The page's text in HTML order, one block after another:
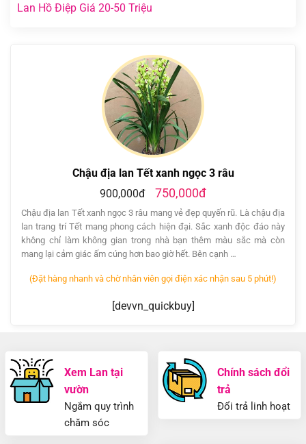
Lan Hồ Điệp Giá 20-50 Triệu
Chậu địa lan Tết xanh ngọc 3 râu
900,000đ
750,000đ
Chậu địa lan Tết xanh ngọc 3 râu mang vẻ đẹp quyến rũ. Là chậu địa
lan trang trí Tết mang phong cách hiện đại. Sắc xanh độc đáo này
không chỉ làm không gian trong nhà bạn thêm màu sắc mà còn
mang lại cảm giác ấm cúng hơn bao giờ hết. Bên cạnh …
(Đặt hàng nhanh và chờ nhân viên gọi điện xác nhận sau 5 phút!)
[devvn_quickbuy]
Xem Lan tại
vườn
Ngắm quy trình
chăm sóc
Chính sách đổi
trả
Đổi trả linh hoạt